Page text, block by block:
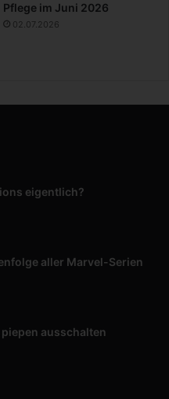
Pflege im Juni 2026
02.07.2026
eigentlich?
aller Marvel-Serien
piepen ausschalten